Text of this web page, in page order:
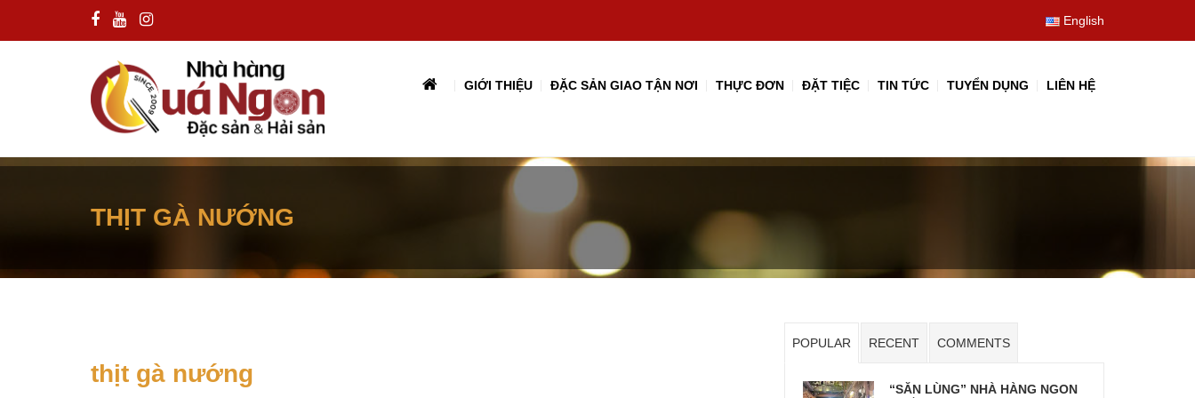
English
GIỚI THIỆU ĐẶC SẢN GIAO TẬN NƠI THỰC ĐƠN ĐẶT TIỆC TIN TỨC TUYỂN DỤNG LIÊN HỆ
THỊT GÀ NƯỚNG
thịt gà nướng
POPULAR RECENT COMMENTS
“SĂN LÙNG” NHÀ HÀNG NGON